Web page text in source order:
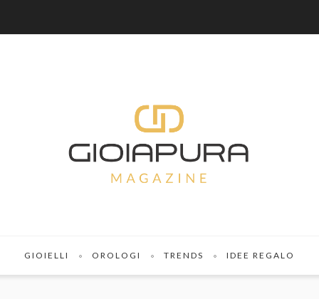
GIOIELLI OROLOGI TRENDS IDEE REGALO